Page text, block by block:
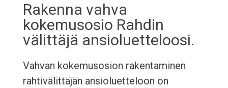
Rakenna vahva
kokemusosio Rahdin
välittäjä ansioluetteloosi.
Vahvan kokemusosion rakentaminen
rahtivälittäjän ansioluetteloon on